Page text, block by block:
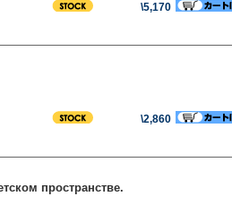
\5,170
\2,860
пространстве.